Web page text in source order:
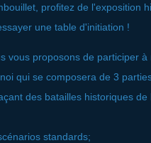
profitez de l'exposition
une table d'initiation !
vous proposons de participer à
qui se composera de 3
des batailles historiques de
standards;